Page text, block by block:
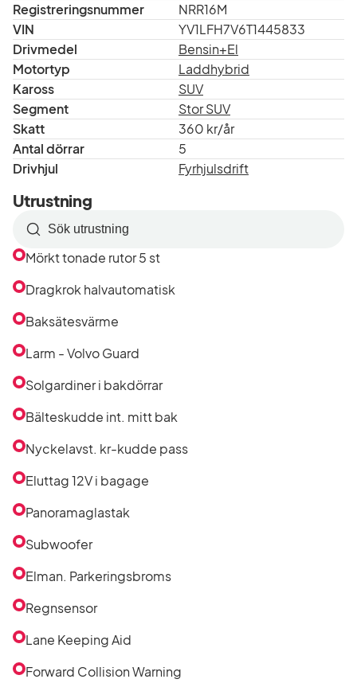
Registreringsnummer
NRR16M
VIN
YV1LFH7V6T1445833
Drivmedel
Bensin+El
Motortyp
Laddhybrid
Kaross
SUV
Segment
Stor SUV
Skatt
360 kr/år
Antal dörrar
5
Drivhjul
Fyrhjulsdrift
Utrustning
Sök
efter
i
Mörkt tonade rutor 5 st
Dragkrok halvautomatisk
Baksätesvärme
Larm - Volvo Guard
Solgardiner i bakdörrar
Bälteskudde int. mitt bak
Nyckelavst. kr-kudde pass
Eluttag 12V i bagage
Panoramaglastak
Subwoofer
Elman. Parkeringsbroms
Regnsensor
Lane Keeping Aid
Forward Collision Warning